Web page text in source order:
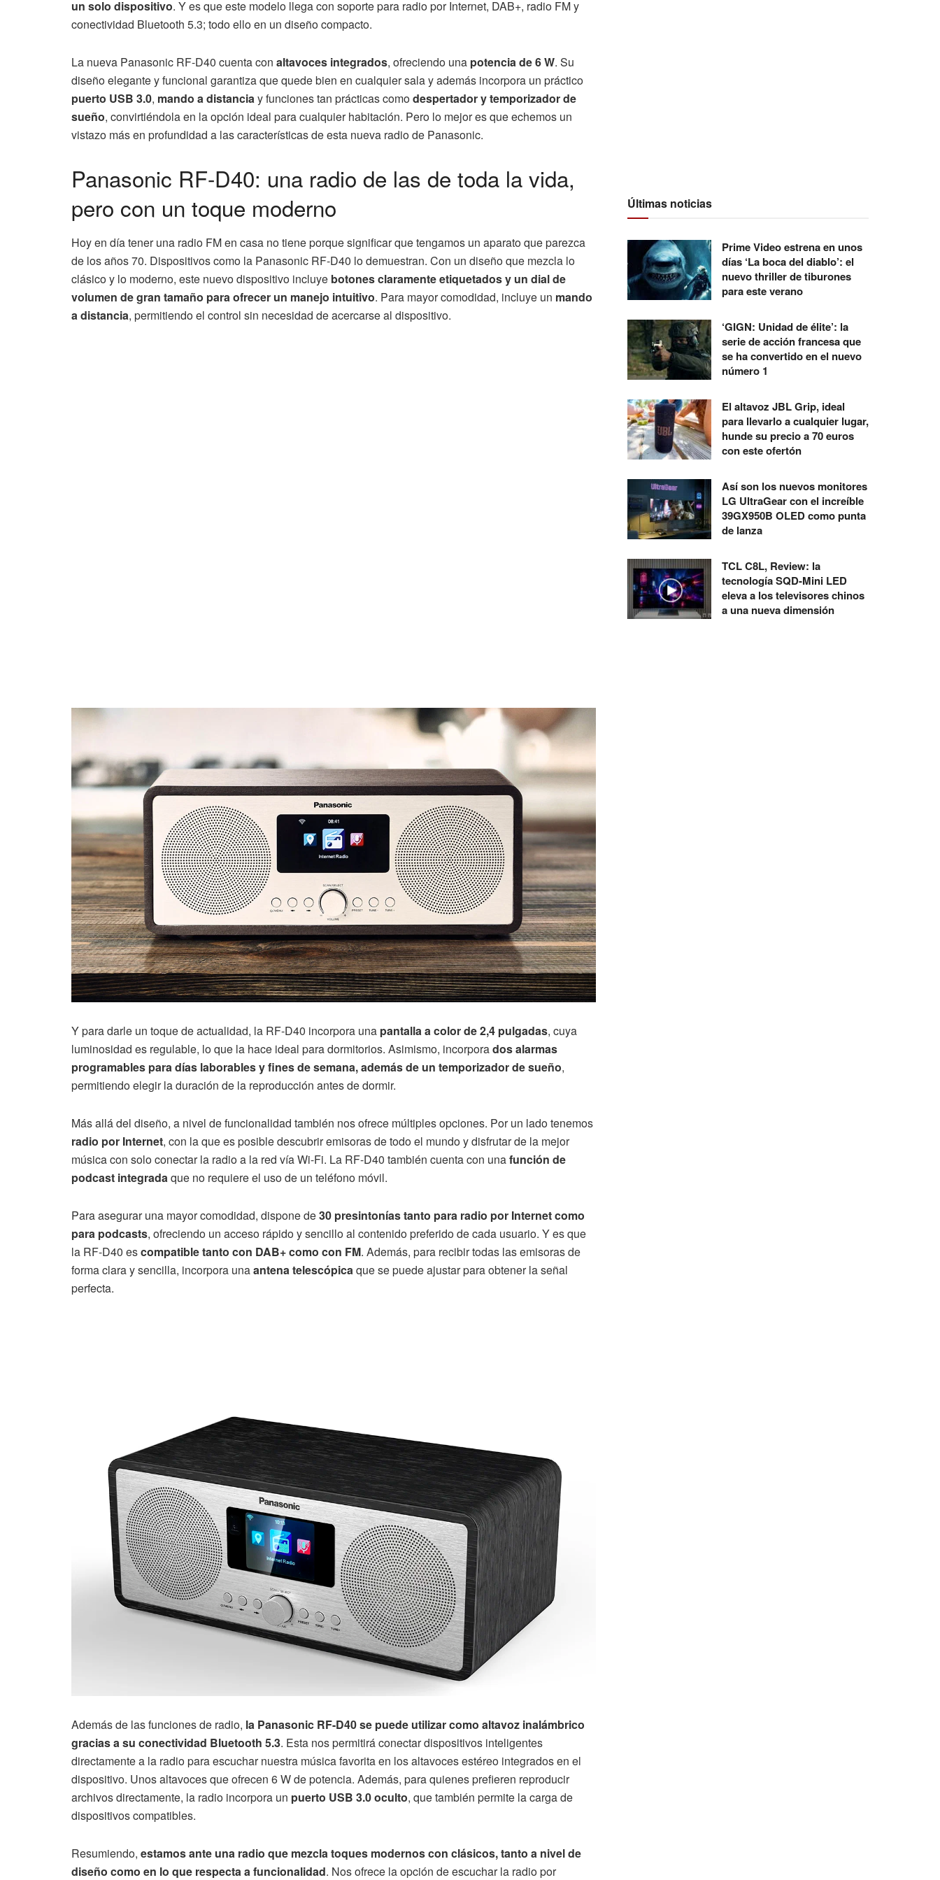
un solo dispositivo. Y es que este modelo llega con soporte para radio por Internet, DAB+, radio FM y
conectividad Bluetooth 5.3; todo ello en un diseño compacto.
La nueva Panasonic RF-D40 cuenta con altavoces integrados, ofreciendo una potencia de 6 W. Su
diseño elegante y funcional garantiza que quede bien en cualquier sala y además incorpora un práctico
puerto USB 3.0, mando a distanciay funciones tan prácticas comodespertador y temporizador de
sueño, convirtiéndola en la opción ideal para cualquier habitación. Pero lo mejor es que echemos un
vistazo más en profundidad a las características de esta nueva radio de Panasonic.
Panasonic RF-D40: una radio de las de toda la vida,
pero con un toque moderno
Hoy en día tener una radio FM en casa no tiene porque significar que tengamos un aparato que parezca
de los años 70. Dispositivos como la Panasonic RF-D40 lo demuestran. Con un diseño que mezcla lo
clásico y lo moderno, este nuevo dispositivo incluye botones claramente etiquetados y un dial de
volumen de gran tamaño para ofrecer un manejo intuitivo. Para mayor comodidad, incluye un mando
a distancia, permitiendo el control sin necesidad de acercarse al dispositivo.
Y para darle un toque de actualidad, la RF-D40 incorpora una pantalla a color de 2,4 pulgadas, cuya
luminosidad es regulable, lo que la hace ideal para dormitorios. Asimismo, incorporados alarmas
programables para días laborables y fines de semana, además de un temporizador de sueño,
permitiendo elegir la duración de la reproducción antes de dormir.
Más allá del diseño, a nivel de funcionalidad también nos ofrece múltiples opciones. Por un lado tenemos
radio por Internet, con la que es posible descubrir emisoras de todo el mundo y disfrutar de la mejor
música con solo conectar la radio a la red vía Wi-Fi. La RF-D40 también cuenta con unafunción de
podcast integradaque no requiere el uso de un teléfono móvil.
Para asegurar una mayor comodidad, dispone de30 presintonías tanto para radio por Internet como
para podcasts, ofreciendo un acceso rápido y sencillo al contenido preferido de cada usuario. Y es que
la RF-D40 escompatible tanto con DAB+ como con FM. Además, para recibir todas las emisoras de
forma clara y sencilla, incorpora unaantena telescópicaque se puede ajustar para obtener la señal
perfecta.
Además de las funciones de radio, la Panasonic RF-D40 se puede utilizar como altavoz inalámbrico
gracias a su conectividad Bluetooth 5.3. Esta nos permitirá conectar dispositivos inteligentes
directamente a la radio para escuchar nuestra música favorita en los altavoces estéreo integrados en el
dispositivo. Unos altavoces que ofrecen 6 W de potencia. Además, para quienes prefieren reproducir
archivos directamente, la radio incorpora un puerto USB 3.0 oculto, que también permite la carga de
dispositivos compatibles.
Resumiendo, estamos ante una radio que mezcla toques modernos con clásicos, tanto a nivel de
diseño como en lo que respecta a funcionalidad. Nos ofrece la opción de escuchar la radio por
Últimas noticias
Prime Video estrena en unos
días ‘La boca del diablo’: el
nuevo thriller de tiburones
para este verano
‘GIGN: Unidad de élite’: la
serie de acción francesa que
se ha convertido en el nuevo
número 1
El altavoz JBL Grip, ideal
para llevarlo a cualquier lugar,
hunde su precio a 70 euros
con este ofertón
Así son los nuevos monitores
LG UltraGear con el increíble
39GX950B OLED como punta
de lanza
TCL C8L, Review: la
tecnología SQD-Mini LED
eleva a los televisores chinos
a una nueva dimensión